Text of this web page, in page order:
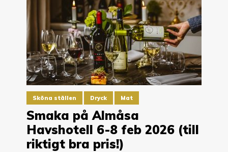
Sköna ställen Dryck Mat
Smaka på Almåsa
Havshotell 6-8 feb 2026 (till
riktigt bra pris!)